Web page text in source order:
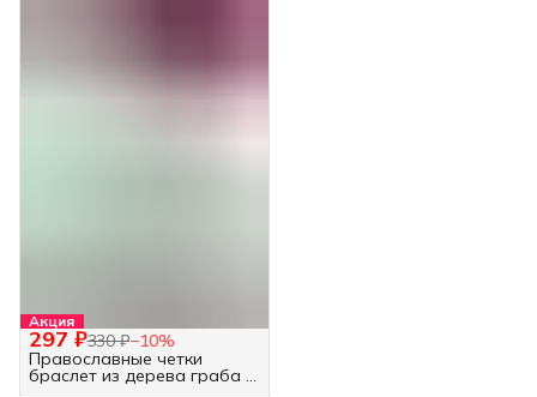
Акция
297 ₽330 ₽−10%
Православные четки
браслет из дерева граба -